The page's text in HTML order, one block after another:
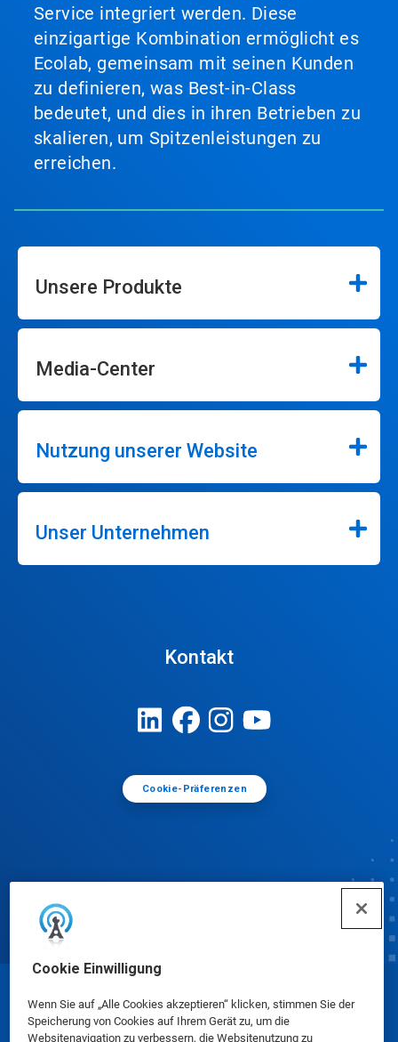
Cookie Einwilligung
Wenn Sie auf „Alle Cookies akzeptieren“ klicken, stimmen Sie der
Speicherung von Cookies auf Ihrem Gerät zu, um die
Websitenavigation zu verbessern, die Websitenutzung zu
Service integriert werden. Diese
einzigartige Kombination ermöglicht es
Ecolab, gemeinsam mit seinen Kunden
zu definieren, was Best-in-Class
bedeutet, und dies in ihren Betrieben zu
skalieren, um Spitzenleistungen zu
erreichen.
Unsere Produkte
Media-Center
Nutzung unserer Website
Unser Unternehmen
Kontakt
Cookie-Präferenzen
© Ecolab Inc. 2025